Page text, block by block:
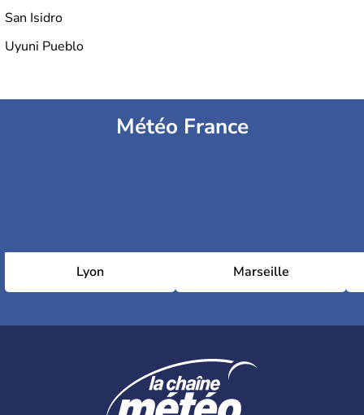
San Isidro
Uyuni Pueblo
Météo France
Lyon Marseille